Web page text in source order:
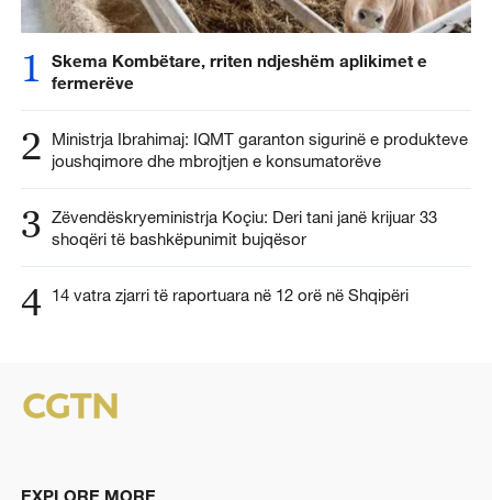
1
Skema Kombëtare, rriten ndjeshëm aplikimet e
fermerëve
2
Ministrja Ibrahimaj: IQMT garanton sigurinë e produkteve
joushqimore dhe mbrojtjen e konsumatorëve
3 Zëvendëskryeministrja Koçiu: Deri tani janë krijuar 33
shoqëri të bashkëpunimit bujqësor
4 14 vatra zjarri të raportuara në 12 orë në Shqipëri
EXPLORE MORE